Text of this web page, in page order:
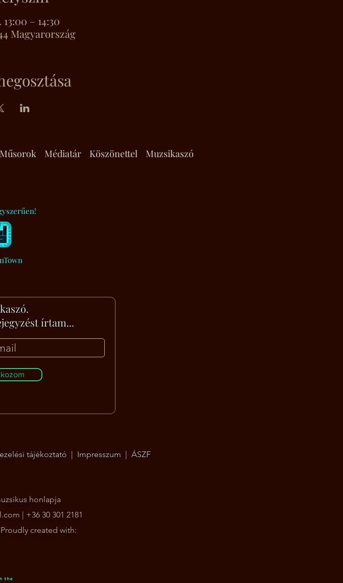
– 14:30
Magyarország
Műsorok Médiatár Köszönettel Muzsikaszó
írtam...
tájékoztató | Impresszum | ÁSZF
honlapja
| +36 30 301 2181
created with: